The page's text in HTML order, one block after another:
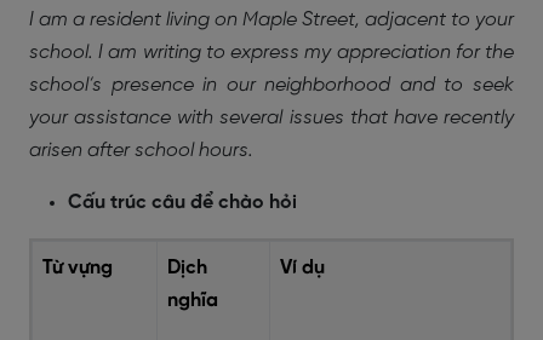
I am a resident living on Maple Street, adjacent to your
school. I am writing to express my appreciation for the
school’s presence in our neighborhood and to seek
your assistance with several issues that have recently
arisen after school hours.
Cấu trúc câu để chào hỏi
Từ vựng
Dịch
nghĩa
Ví dụ